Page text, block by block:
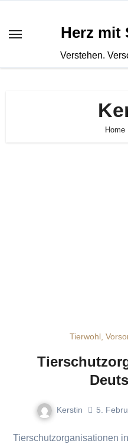
springen
Herz mit
Verstehen.
Home
Tierwohl,
Kerstin 5.
Tierschutzorganisationen in Deutschland: Helfer mit Herz